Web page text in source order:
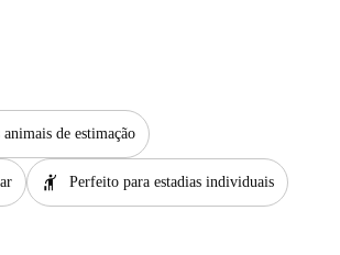
de estimação
hail Perfeito para estadias individuais